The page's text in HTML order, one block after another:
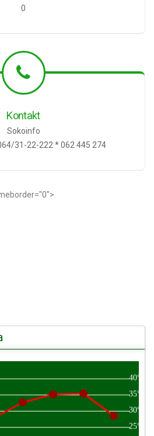
0
Kontakt
Sokoinfo
31-22-222 * 062 445 274